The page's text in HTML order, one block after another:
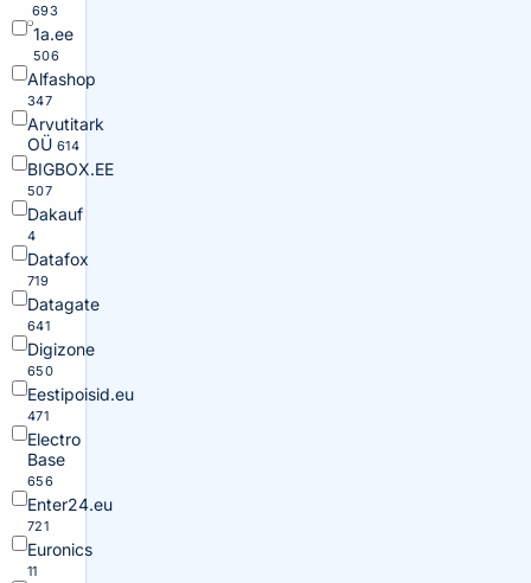
693
1a.ee
506
Alfashop
347
Arvutitark
OÜ 614
BIGBOX.EE
507
Dakauf
4
Datafox
719
Datagate
641
Digizone
650
Eestipoisid.eu
471
Electro
Base
656
Enter24.eu
721
Euronics
11